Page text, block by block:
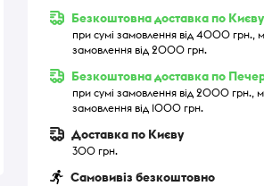
Безкоштовна доставка по Києву
при сумі замовлення від 4000 грн.,
замовлення від 2000 грн.
Безкоштовна доставка по
при сумі замовлення від 2000 грн.,
замовлення від 1000 грн.
Доставка по Києву
300 грн.
Самовивіз безкоштовно